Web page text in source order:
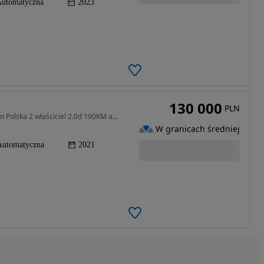
2023
1995 cm3 • 190 KM • BMW 4 G22 420d z 2021 Salon Polska 2 właściciel 2.0d 190KM automat
2021
130 000 PLN
W granicach średniej